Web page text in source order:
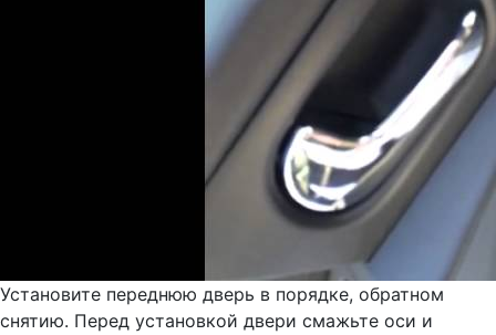
Установите переднюю дверь в порядке, обратном
снятию. Перед установкой двери смажьте оси и